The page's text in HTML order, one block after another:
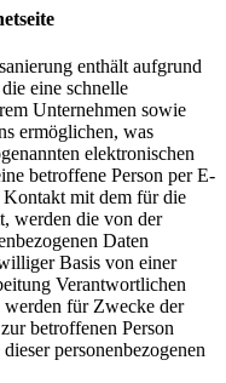
enthält aufgrund
eine schnelle
Unternehmen sowie
ermöglichen, was
elektronischen
betroffene Person per E-
mit dem für die
werden die von der
Daten
Basis von einer
Verantwortlichen
werden für Zwecke der
betroffenen Person
personenbezogenen